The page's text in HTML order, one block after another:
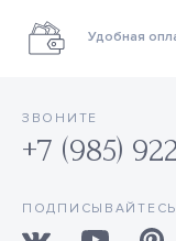
Удобная
ЗВОНИТЕ
+7 (985)
ПОДПИСЫВАЙТЕСЬ